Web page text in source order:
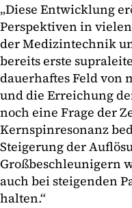
„Diese Entwicklung
Perspektiven in
der Medizintechnik
bereits erste
dauerhaftes Feld von
und die Erreichung
noch eine Frage der
Kernspinresonanz
Steigerung der
Großbeschleunigern
auch bei steigenden
halten.“